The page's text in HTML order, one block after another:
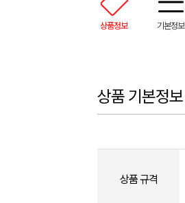
상품정보 기본정보
상품 기본정보
상품 규격